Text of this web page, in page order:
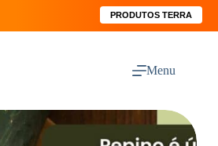
PRODUTOS TERRA
Menu